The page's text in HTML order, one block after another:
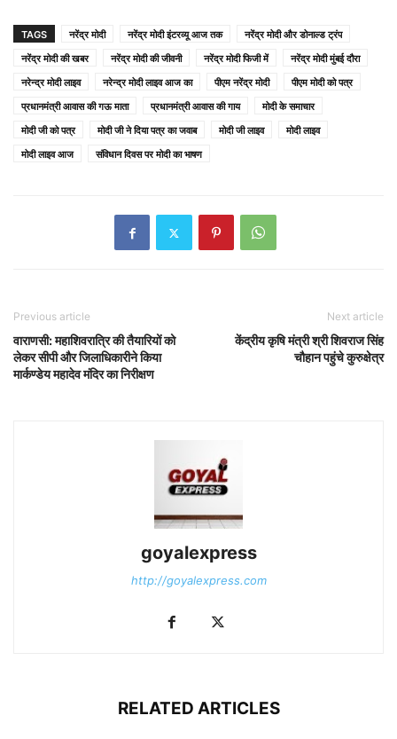
TAGS नरेंद्र मोदी नरेंद्र मोदी इंटरव्यू आज तक
नरेंद्र मोदी और डोनाल्ड ट्रंप
नरेंद्र मोदी की खबर
नरेंद्र मोदी की जीवनी नरेंद्र मोदी फिजी में
नरेंद्र मोदी मुंबई दौरा
नरेन्द्र मोदी लाइव
नरेन्द्र मोदी लाइव आज का पीएम नरेंद्र मोदी
पीएम मोदी को पत्र
प्रधानमंत्री आवास की गऊ माता
प्रधानमंत्री आवास की गाय
मोदी के समाचार
मोदी जी को पत्र
मोदी जी ने दिया पत्र का जवाब मोदी जी लाइव
मोदी लाइव
मोदी लाइव आज
संविधान दिवस पर मोदी का भाषण
Previous article
वाराणसी: महाशिवरात्रि की तैयारियों को
लेकर सीपी और जिलाधिकारीने किया
मार्कण्डेय महादेव मंदिर का निरीक्षण
Next article
केंद्रीय कृषि मंत्री श्री शिवराज सिंह
चौहान पहुंचे कुरुक्षेत्र
goyalexpress
http://goyalexpress.com
RELATED ARTICLES